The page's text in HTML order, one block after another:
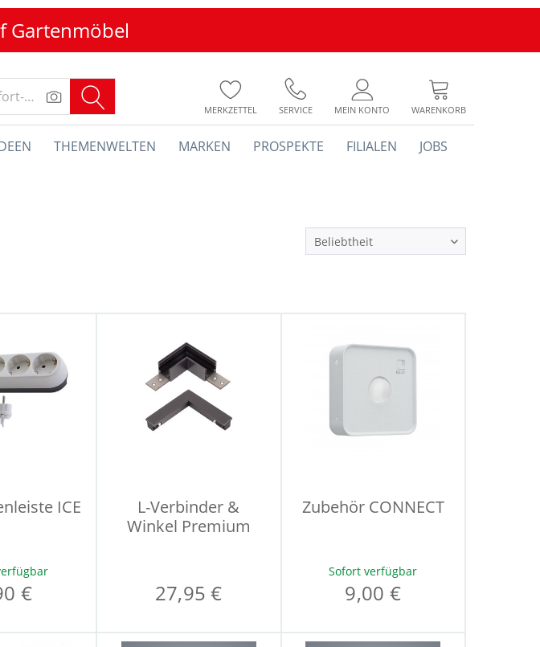
Gartenmöbel
MERKZETTEL SERVICE MEIN KONTO WARENKORB
THEMENWELTEN MARKEN PROSPEKTE FILIALEN JOBS
ICE
€
L-Verbinder &
Winkel Premium
27,95 €
Zubehör CONNECT
Sofort verfügbar
9,00 €